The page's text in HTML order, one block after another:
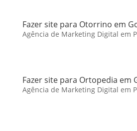
Fazer site para Otorrino em
Agência de Marketing Digital em
Fazer site para Ortopedia em
Agência de Marketing Digital em